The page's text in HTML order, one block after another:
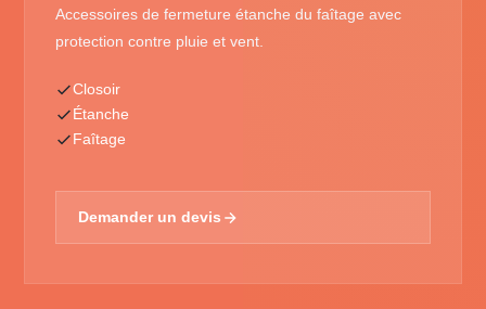
Accessoires de fermeture étanche du faîtage avec
protection contre pluie et vent.
Closoir
Étanche
Faîtage
Demander un devis